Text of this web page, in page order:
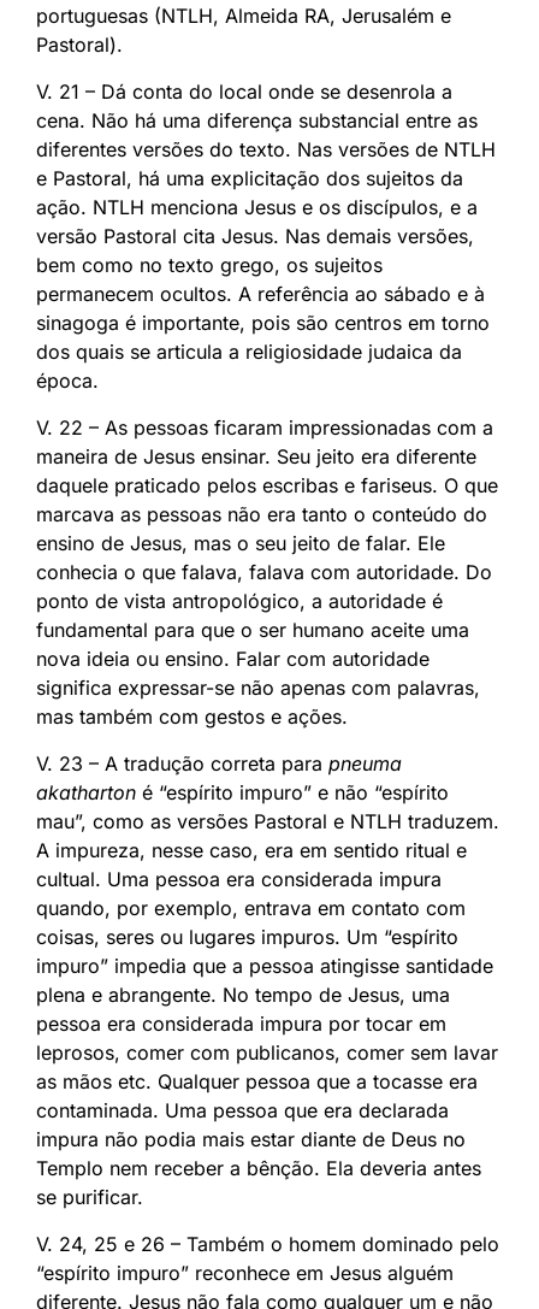
portuguesas (NTLH, Almeida RA, Jerusalém e
Pastoral).
V. 21 – Dá conta do local onde se desenrola a
cena. Não há uma diferença substancial entre as
diferentes versões do texto. Nas versões de NTLH
e Pastoral, há uma explicitação dos sujeitos da
ação. NTLH menciona Jesus e os discípulos, e a
versão Pastoral cita Jesus. Nas demais versões,
bem como no texto grego, os sujeitos
permanecem ocultos. A referência ao sábado e à
sinagoga é importante, pois são centros em torno
dos quais se articula a religiosidade judaica da
época.
V. 22 – As pessoas ficaram impressionadas com a
maneira de Jesus ensinar. Seu jeito era diferente
daquele praticado pelos escribas e fariseus. O que
marcava as pessoas não era tanto o conteúdo do
ensino de Jesus, mas o seu jeito de falar. Ele
conhecia o que falava, falava com autoridade. Do
ponto de vista antropológico, a autoridade é
fundamental para que o ser humano aceite uma
nova ideia ou ensino. Falar com autoridade
significa expressar-se não apenas com palavras,
mas também com gestos e ações.
V. 23 – A tradução correta para pneuma
akatharton é “espírito impuro” e não “espírito
mau”, como as versões Pastoral e NTLH traduzem.
A impureza, nesse caso, era em sentido ritual e
cultual. Uma pessoa era considerada impura
quando, por exemplo, entrava em contato com
coisas, seres ou lugares impuros. Um “espírito
impuro” impedia que a pessoa atingisse santidade
plena e abrangente. No tempo de Jesus, uma
pessoa era considerada impura por tocar em
leprosos, comer com publicanos, comer sem lavar
as mãos etc. Qualquer pessoa que a tocasse era
contaminada. Uma pessoa que era declarada
impura não podia mais estar diante de Deus no
Templo nem receber a bênção. Ela deveria antes
se purificar.
V. 24, 25 e 26 – Também o homem dominado pelo
“espírito impuro” reconhece em Jesus alguém
diferente. Jesus não fala como qualquer um e não